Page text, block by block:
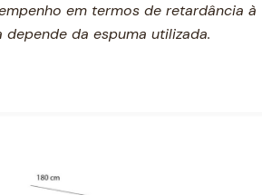
em termos de retardância à
depende da espuma utilizada.